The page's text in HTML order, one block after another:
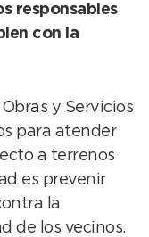
responsables
con la
y Servicios
para atender
a terrenos
es prevenir
la
de los vecinos.